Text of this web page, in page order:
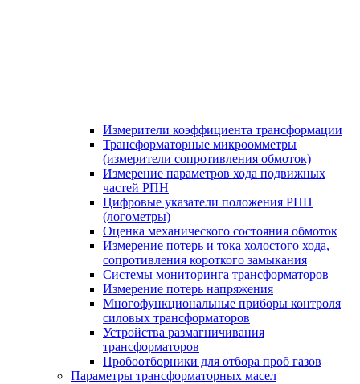
Измерители коэффициента трансформации
Трансформаторные микроомметры
(измерители сопротивления обмоток)
Измерение параметров хода подвижных
частей РПН
Цифровые указатели положения РПН
(логометры)
Оценка механического состояния обмоток
Измерение потерь и тока холостого хода,
сопротивления короткого замыкания
Системы мониторинга трансформаторов
Измерение потерь напряжения
Многофункциональные приборы контроля
силовых трансформаторов
Устройства размагничивания
трансформаторов
Пробоотборники для отбора проб газов
Параметры трансформаторных масел